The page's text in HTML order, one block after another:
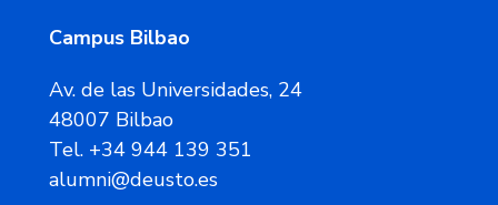
Campus Bilbao
Av. de las Universidades, 24
48007 Bilbao
Tel. +34 944 139 351
alumni@deusto.es